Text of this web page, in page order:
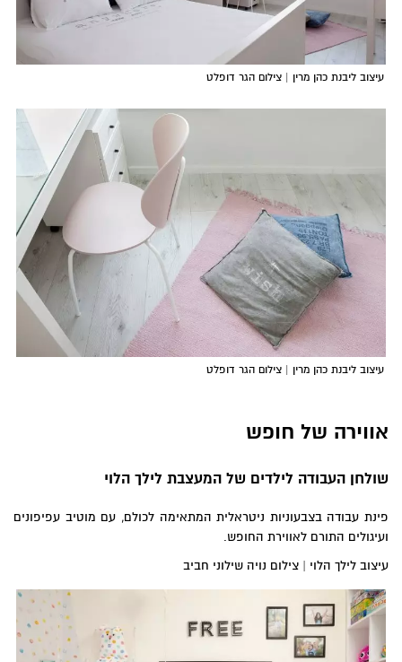
עיצוב ליבנת כהן מרין | צילום הגר דופלט
עיצוב ליבנת כהן מרין | צילום הגר דופלט
אווירה של חופש
שולחן העבודה לילדים של המעצבת לילך הלוי
פינת עבודה בצבעוניות ניטראלית המתאימה לכולם, עם מוטיב עפיפונים
ועיגולים התורם לאווירת החופש.
עיצוב לילך הלוי | צילום נויה שילוני חביב